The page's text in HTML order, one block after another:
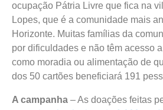
ocupação Pátria Livre que fica na
Lopes, que é a comunidade mais
Horizonte. Muitas famílias da
por dificuldades e não têm acesso
como moradia ou alimentação de
dos 50 cartões beneficiará 191
A campanha – As doações feitas